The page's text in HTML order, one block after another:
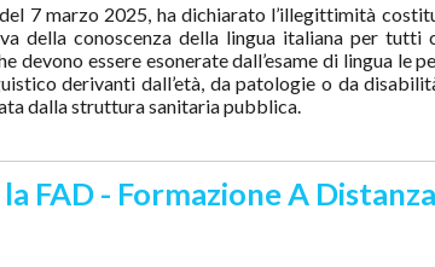
7 marzo 2025, ha dichiarato l’illegittimità
della conoscenza della lingua italiana per tutti
devono essere esonerate dall’esame di lingua le
derivanti dall’età, da patologie o da
dalla struttura sanitaria pubblica.
FAD - Formazione A Distanza